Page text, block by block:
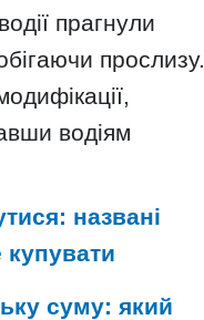
прагнули
прослизу.
водіям
названі
купувати
суму: який